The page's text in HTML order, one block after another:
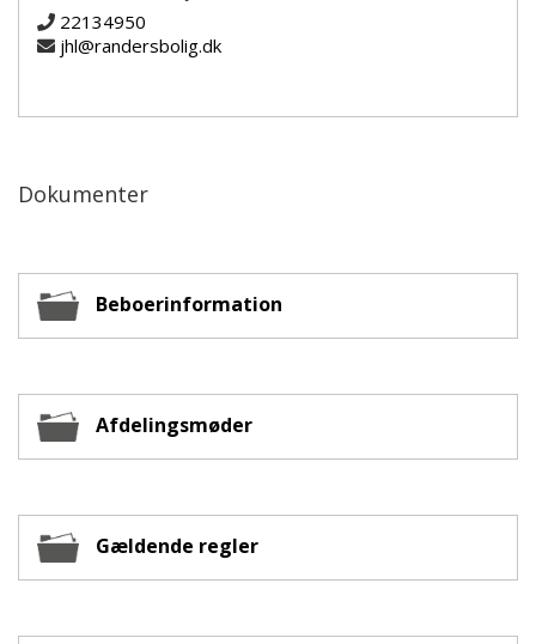
22134950
jhl@randersbolig.dk
Dokumenter
Beboerinformation
Afdelingsmøder
Gældende regler